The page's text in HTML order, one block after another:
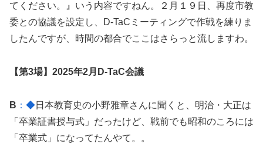
てください。』いう内容ですねん。２月１９日、再度市教
委との協議を設定し、D-TaCミーティングで作戦を練りま
したんですが、時間の都合でここはさらっと流しますわ。
【第3場】2025年2月D-TaC会議
B ：◆日本教育史の小野雅章さんに聞くと、明治・大正は
「卒業証書授与式」だったけど、戦前でも昭和のころには
「卒業式」になってたんやて。。